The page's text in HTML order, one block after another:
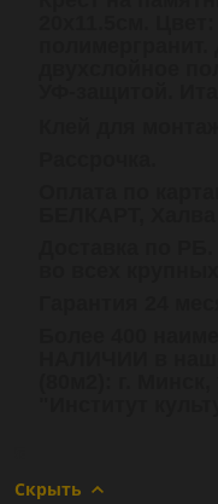
Скрыть